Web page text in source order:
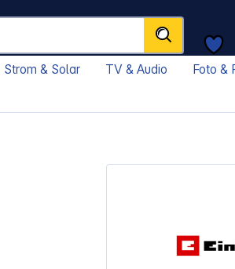
Strom & Solar TV & Audio Foto &